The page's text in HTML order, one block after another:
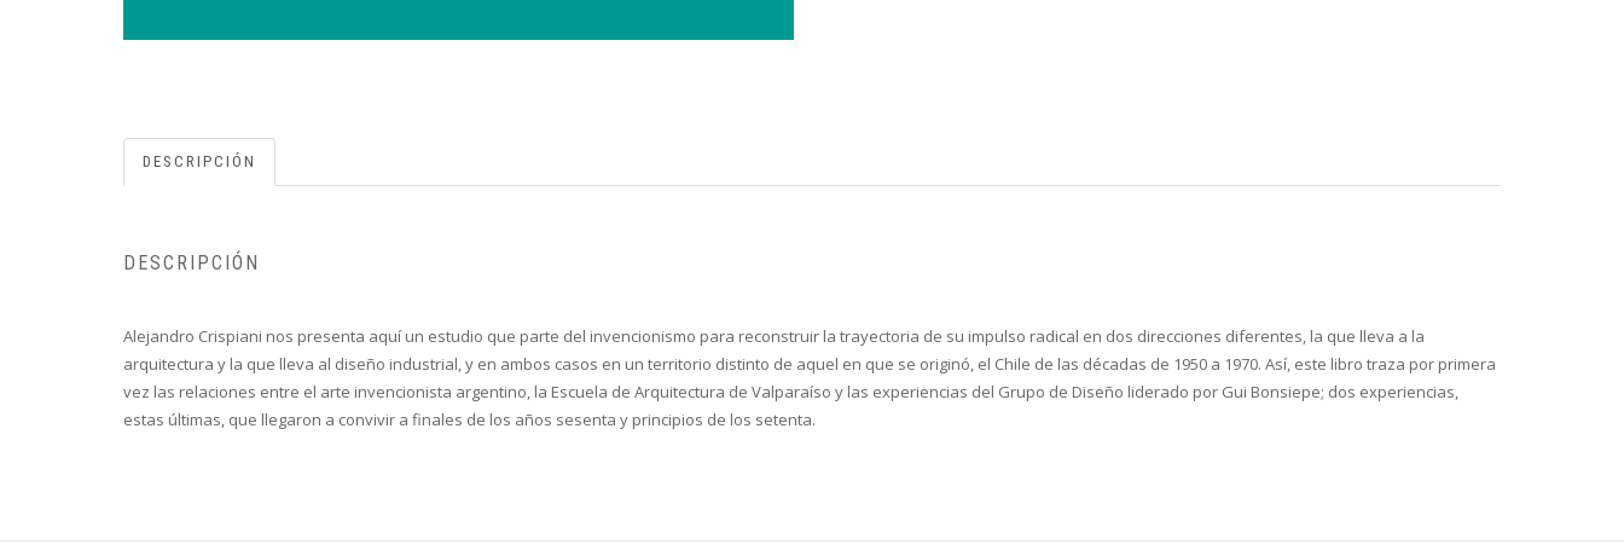
DESCRIPCIÓN
DESCRIPCIÓN
Alejandro Crispiani nos presenta aquí un estudio que parte del invencionismo para reconstruir la trayectoria de su impulso radical en dos direcciones diferentes, la que lleva a la
arquitectura y la que lleva al diseño industrial, y en ambos casos en un territorio distinto de aquel en que se originó, el Chile de las décadas de 1950 a 1970. Así, este libro traza por primera
vez las relaciones entre el arte invencionista argentino, la Escuela de Arquitectura de Valparaíso y las experiencias del Grupo de Diseño liderado por Gui Bonsiepe; dos experiencias,
estas últimas, que llegaron a convivir a finales de los años sesenta y principios de los setenta.